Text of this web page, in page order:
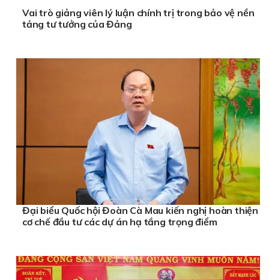
Vai trò giảng viên lý luận chính trị trong bảo vệ nền
tảng tư tưởng của Đảng
Đại biểu Quốc hội Đoàn Cà Mau kiến nghị hoàn thiện
cơ chế đầu tư các dự án hạ tầng trọng điểm